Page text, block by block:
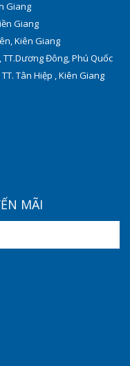
Giang
Giang
Kiên Giang
Đông, Phú Quốc
Tân Hiệp , Kiên Giang
MÃI